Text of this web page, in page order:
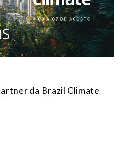
da Brazil Climate